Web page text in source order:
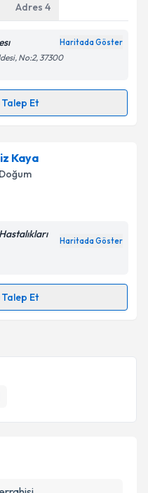
ilişkin
ediyorum.
Adres 4
Haritada Göster
No:2, 37300
Et
için randevu takvimi
randevu almanız
e-posta ile
ilişkin
verilerimin belirtilen
Kaya
Haritada Göster
Et
ile bilgilendireceğiz.